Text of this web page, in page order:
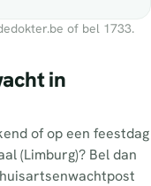
of bel 1733.
in
of op een feestdag
(Limburg)? Bel dan